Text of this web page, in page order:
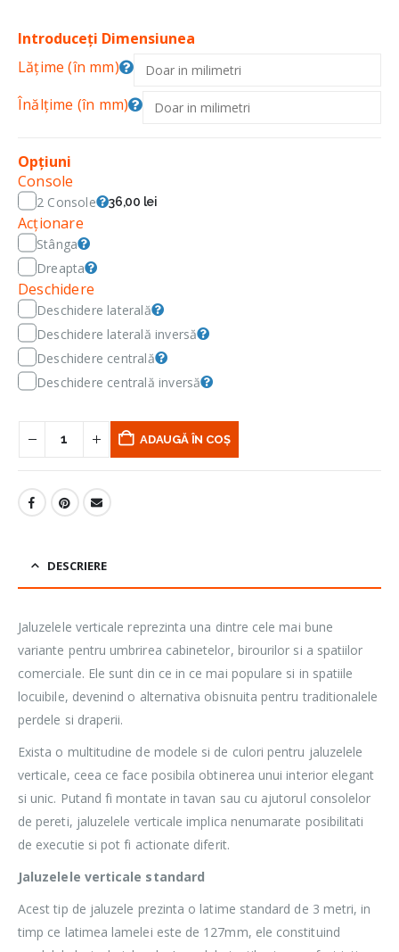
Introduceți Dimensiunea
Lățime (în mm)
Înălțime (în mm)
Opțiuni
Console
2 Console 36,00 lei
Acționare
Stânga
Dreapta
Deschidere
Deschidere laterală
Deschidere laterală inversă
Deschidere centrală
Deschidere centrală inversă
ADAUGĂ ÎN COȘ
DESCRIERE
Jaluzelele verticale reprezinta una dintre cele mai bune
variante pentru umbrirea cabinetelor, birourilor si a spatiilor
comerciale. Ele sunt din ce in ce mai populare si in spatiile
locuibile, devenind o alternativa obisnuita pentru traditionalele
perdele si draperii.
Exista o multitudine de modele si de culori pentru jaluzelele
verticale, ceea ce face posibila obtinerea unui interior elegant
si unic. Putand fi montate in tavan sau cu ajutorul consolelor
de pereti, jaluzelele verticale implica nenumarate posibilitati
de executie si pot fi actionate diferit.
Jaluzelele verticale standard
Acest tip de jaluzele prezinta o latime standard de 3 metri, in
timp ce latimea lamelei este de 127mm, ele constituind